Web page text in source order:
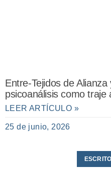
Entre-Tejidos de
psicoanálisis como traje
LEER ARTÍCULO »
25 de junio, 2026